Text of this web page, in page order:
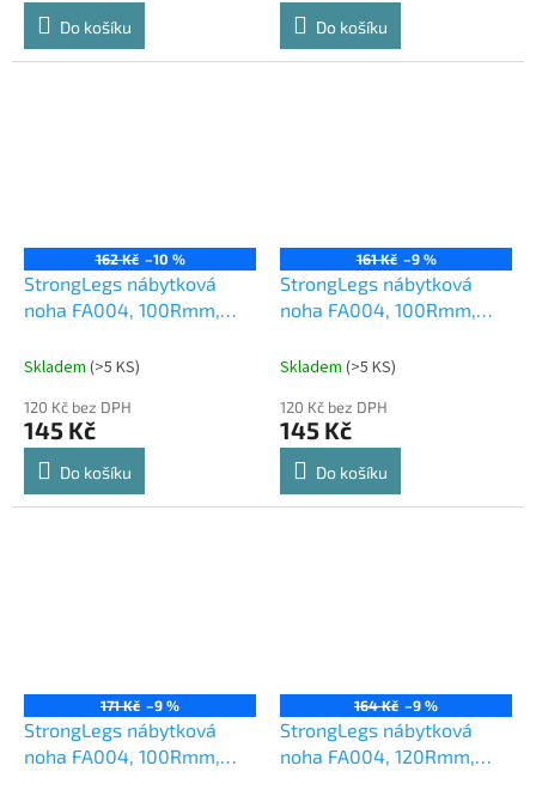
Do košíku Do košíku
162 Kč –10 %
StrongLegs nábytková
noha FA004, 100Rmm,
Skladem (>5 KS)
120 Kč bez DPH
145 Kč
Do košíku
161 Kč –9 %
StrongLegs nábytková
noha FA004, 100Rmm,
Skladem (>5 KS)
120 Kč bez DPH
145 Kč
Do košíku
171 Kč –9 %
StrongLegs nábytková
noha FA004, 100Rmm,
164 Kč –9 %
StrongLegs nábytková
noha FA004, 120Rmm,